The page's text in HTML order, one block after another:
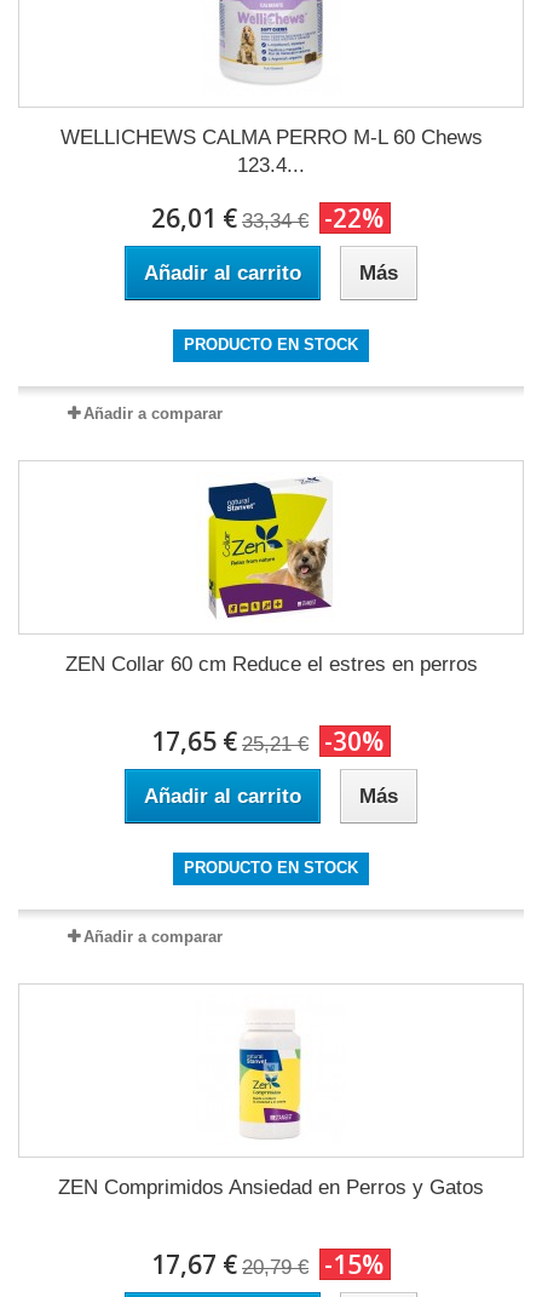
WELLICHEWS CALMA PERRO M-L 60 Chews
123.4...
26,01 € 33,34 € -22%
Añadir al carrito Más
PRODUCTO EN STOCK
Añadir a comparar
ZEN Collar 60 cm Reduce el estres en perros
17,65 € 25,21 € -30%
Añadir al carrito Más
PRODUCTO EN STOCK
Añadir a comparar
ZEN Comprimidos Ansiedad en Perros y Gatos
17,67 € 20,79 € -15%